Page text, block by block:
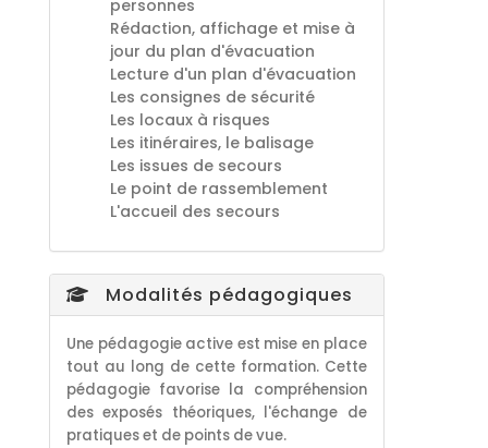
personnes
Rédaction, affichage et mise à
jour du plan d'évacuation
Lecture d'un plan d'évacuation
Les consignes de sécurité
Les locaux à risques
Les itinéraires, le balisage
Les issues de secours
Le point de rassemblement
L'accueil des secours
Modalités pédagogiques
Une pédagogie active est mise en place
tout au long de cette formation. Cette
pédagogie favorise la compréhension
des exposés théoriques, l'échange de
pratiques et de points de vue.